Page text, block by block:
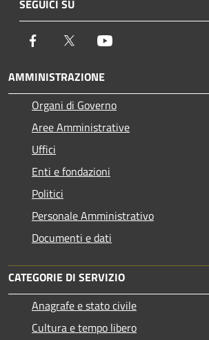
SEGUICI SU
Facebook Twitter
AMMINISTRAZIONE
Organi di Governo
Aree Amministrative
Uffici
Enti e fondazioni
Politici
Personale Amministrativo
Documenti e dati
CATEGORIE DI SERVIZIO
Anagrafe e stato civile
Cultura e tempo libero